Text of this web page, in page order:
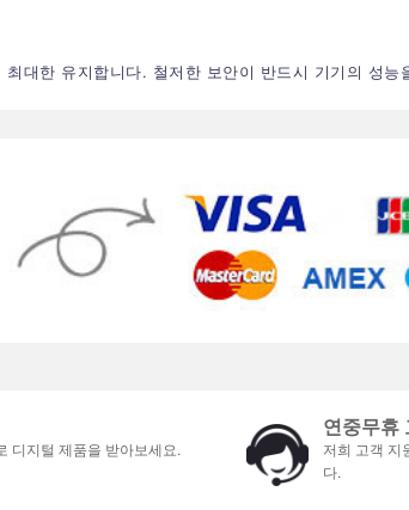
대한 유지합니다. 철저한 보안이 반드시 기기의 성능
디지털 제품을 받아보세요.
연중무휴
저희 고객 지
다.